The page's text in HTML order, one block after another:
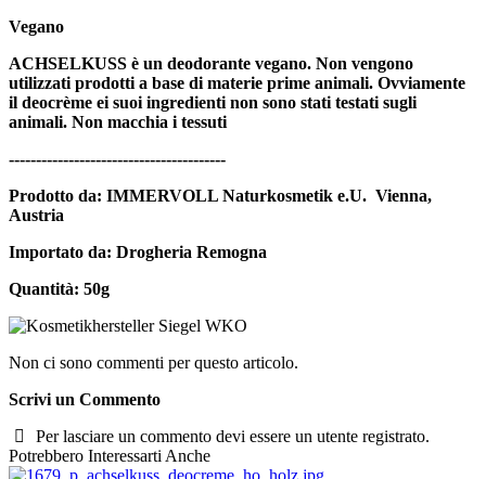
Vegano
ACHSELKUSS è un deodorante vegano. Non vengono
utilizzati prodotti a base di materie prime animali. Ovviamente
il deocrème ei suoi ingredienti non sono stati testati sugli
animali. Non macchia i tessuti
----------------------------------------
Prodotto da: IMMERVOLL Naturkosmetik e.U. Vienna,
Austria
Importato da: Drogheria Remogna
Quantità: 50g
Non ci sono commenti per questo articolo.
Scrivi un Commento
Per lasciare un commento devi essere un utente registrato.
Potrebbero Interessarti Anche